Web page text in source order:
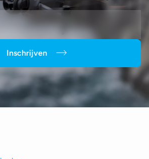
Inschrijven